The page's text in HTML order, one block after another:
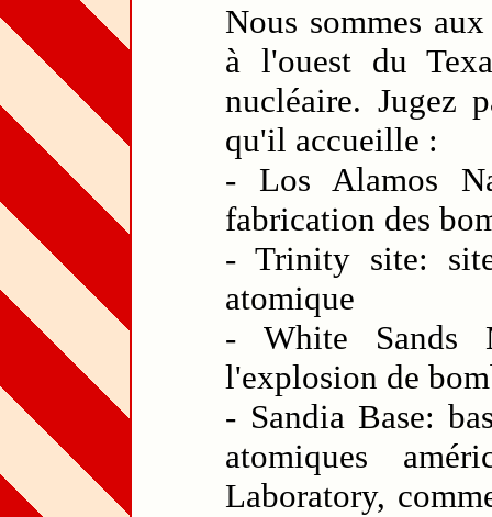
Nous sommes
à l'ouest du
nucléaire. Jugez
qu'il accueille :
- Los Alamos
fabrication des
- Trinity site:
atomique
- White Sands
l'explosion de
- Sandia Base:
atomiques
Laboratory,